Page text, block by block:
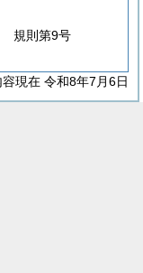
規則第9号
容現在 令和8年7月6日